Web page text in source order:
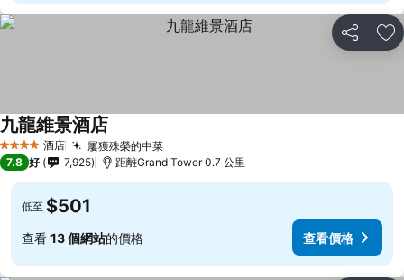
分享 放
4 星級 酒店 屢獲殊榮的中菜
九龍維景酒店
7.8 好 7,925 距離Grand Tower 0.7 公里
低至 $501
查看 13 個網站的價格 查看價格